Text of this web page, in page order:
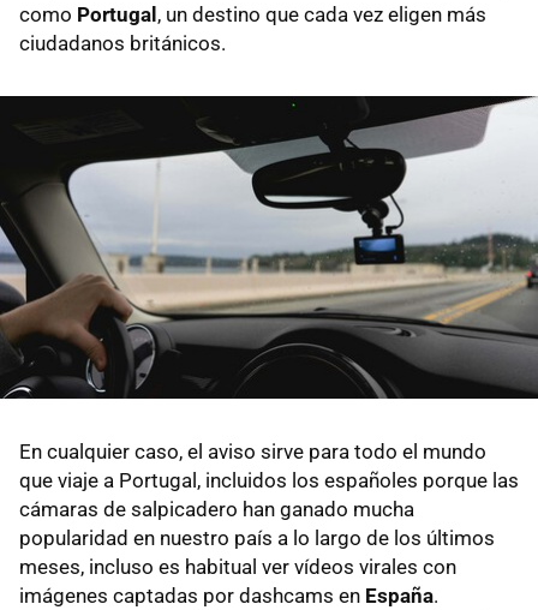
como Portugal, un destino que cada vez eligen más
ciudadanos británicos.
En cualquier caso, el aviso sirve para todo el mundo
que viaje a Portugal, incluidos los españoles porque las
cámaras de salpicadero han ganado mucha
popularidad en nuestro país a lo largo de los últimos
meses, incluso es habitual ver vídeos virales con
imágenes captadas por dashcams en España.